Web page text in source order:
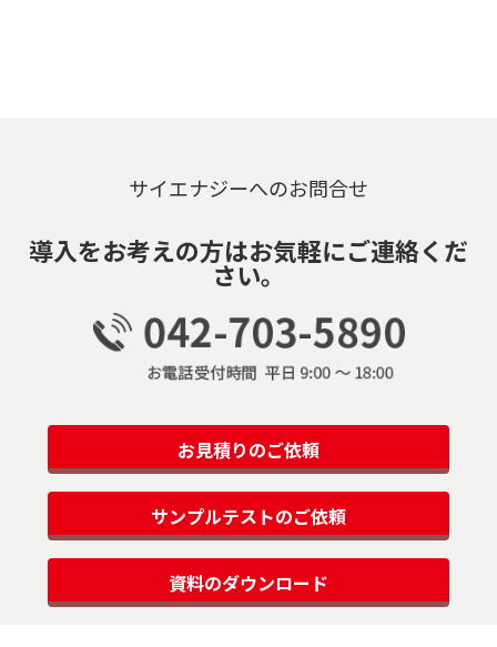
サイエナジーへのお問合せ
導入をお考えの方はお気軽にご連絡くだ
さい。
お見積りのご依頼
サンプルテストのご依頼
資料のダウンロード